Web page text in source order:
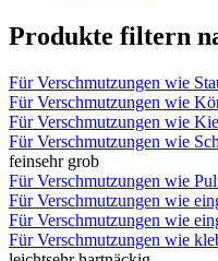
Produkte filtern
Für Verschmutzungen wie
Für Verschmutzungen wie
Für Verschmutzungen wie
Für Verschmutzungen wie
feinsehr grob
Für Verschmutzungen wie
Für Verschmutzungen wie
Für Verschmutzungen wie
Für Verschmutzungen wie